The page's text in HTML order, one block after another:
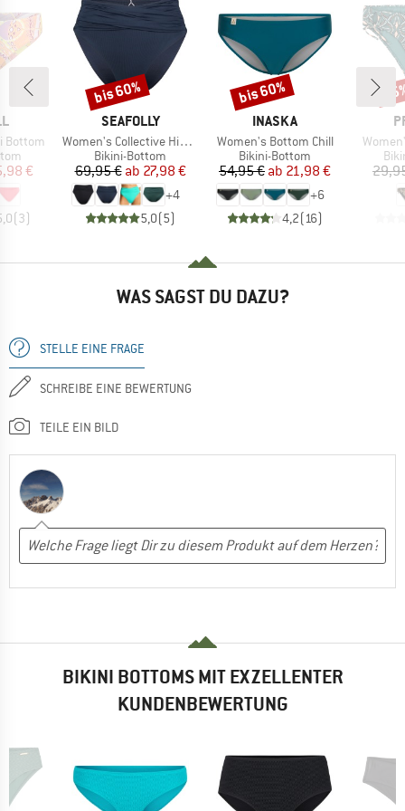
Bottom
Preis
€
(3)
MARKE
SEAFOLLY
Artikel
Women's Collective High Waist Wrap Front Pant
Produktgruppe
Bikini-Bottom
Preis
69,95 € reduzierter Preis
ab 27,98 €
+4
5,0(5)
Rabatt
bis 60%
MARKE
INASKA
Artikel
Women's Bottom Chill
Produktgruppe
Bikini-Bottom
Preis
54,95 € reduzierter Preis
ab 21,98 €
+6
4,2(16)
Rabatt
bis 60%
Artikel
WAS SAGST DU DAZU?
STELLE EINE FRAGE
SCHREIBE EINE BEWERTUNG
TEILE EIN BILD
BIKINI BOTTOMS MIT EXZELLENTER
KUNDENBEWERTUNG